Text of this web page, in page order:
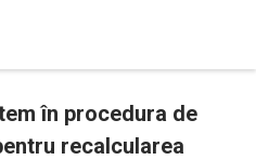
în procedura de
recalcularea